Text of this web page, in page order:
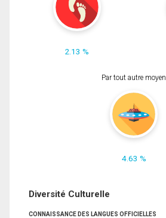
2.13 %
Par tout autre moyen
4.63 %
Diversité Culturelle
CONNAISSANCE DES LANGUES OFFICIELLES